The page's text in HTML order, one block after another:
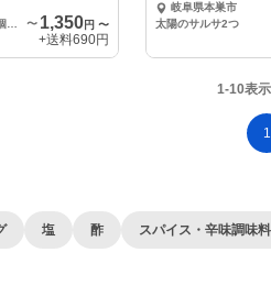
〜 1,350円 〜
+送料690円
岐阜県本巣市
太陽のサルサ2つ
1-10表
1
塩 酢 スパイス・辛味調味